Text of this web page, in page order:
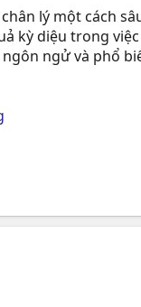
lý một cách
kỳ diệu trong
ngử và phổ